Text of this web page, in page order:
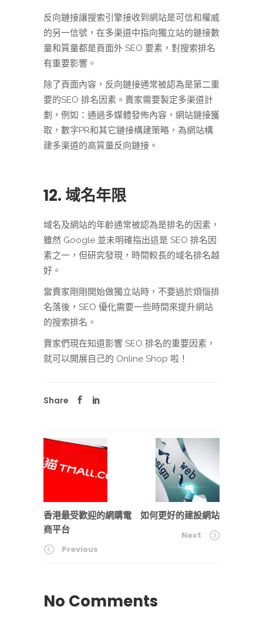
反向鏈接讓搜索引擎接收到網站是可信和權威
的另一信號，在多渠道中指向獨立站的鏈接數
量和質量都是頁面外 SEO 要素，對搜索排名
有重要影響。
除了頁面內容，反向鏈接通常被認為是第二重
要的SEO 排名因素。賣家需要製定多渠道計
劃，例如：通過多媒體發佈內容，網站鏈接獲
取，數字PR和其它鏈接構建策略，為網站構
建多渠道的高質量反向鏈接。
12. 域名年限
域名及網站的年齡通常被認為是排名的因素，
雖然 Google 並未明確指出這是 SEO 排名因
素之一，但研究發現，時間較長的域名排名越
好。
當賣家剛剛開始做獨立站時，不要過於煩惱排
名落後，SEO 優化需要一些時間來提升網站
的搜索排名。
賣家們現在知道影響 SEO 排名的重要因素，
就可以開展自己的 Online Shop 啦！
Share
香港最受歡迎的網購電
商平台
Previous
如何更好的建設網站
Next
No Comments